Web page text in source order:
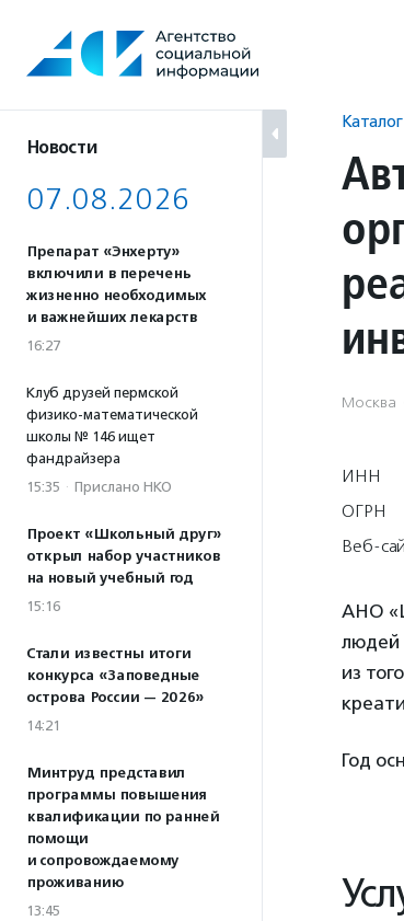
содержанию
Новости
07.08.2026
Препарат «Энхерту»
включили в перечень
жизненно необходимых
и важнейших лекарств
16:27
Клуб друзей пермской
физико-математической
школы № 146 ищет
фандрайзера
15:35 · Прислано НКО
Проект «Школьный друг»
открыл набор участников
на новый учебный год
15:16
Стали известны итоги
конкурса «Заповедные
острова России — 2026»
14:21
Минтруд представил
программы повышения
квалификации по ранней
помощи
и сопровождаемому
проживанию
13:45
Москва
ИНН
ОГРН
Веб-
АНО
людей
из
Год